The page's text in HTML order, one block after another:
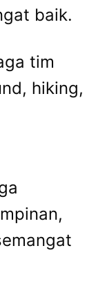
baik.
tim
hiking,